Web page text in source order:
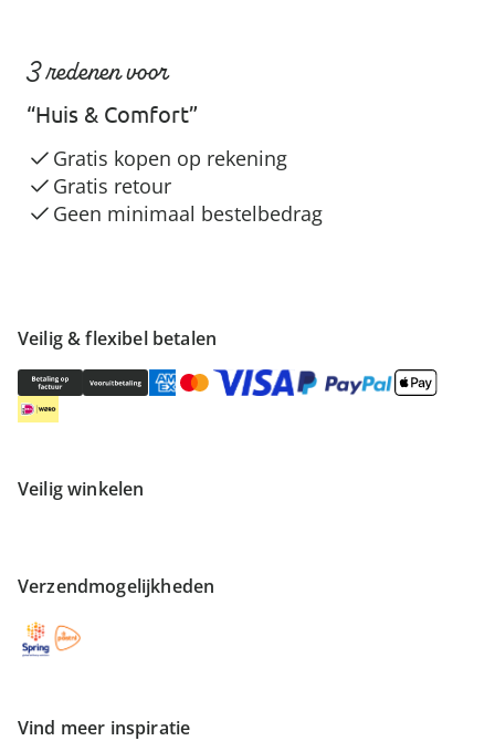
Veilig & flexibel betalen
Veilig winkelen
Verzendmogelijkheden
Vind meer inspiratie
3 redenen voor
“Huis & Comfort”
Gratis kopen op rekening
Gratis retour
Geen minimaal bestelbedrag